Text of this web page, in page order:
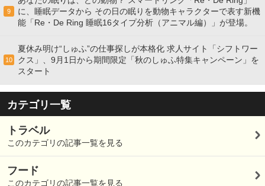
9
に、睡眠データから その日の眠りを動物キャラクターで表す新機
能「Re・De Ring 睡眠16タイプ分析（アニマル編）」が登場。
10
夏休み明け“しゅふ”の仕事探しが本格化 求人サイト「シフトワー
クス」、9月1日から期間限定「秋のしゅふ特集キャンペーン」を
スタート
カテゴリ一覧
トラベル
このカテゴリの記事一覧を見る
フード
このカテゴリの記事一覧を見る